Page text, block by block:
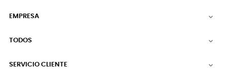
EMPRESA 
TODOS 
SERVICIO CLIENTE 